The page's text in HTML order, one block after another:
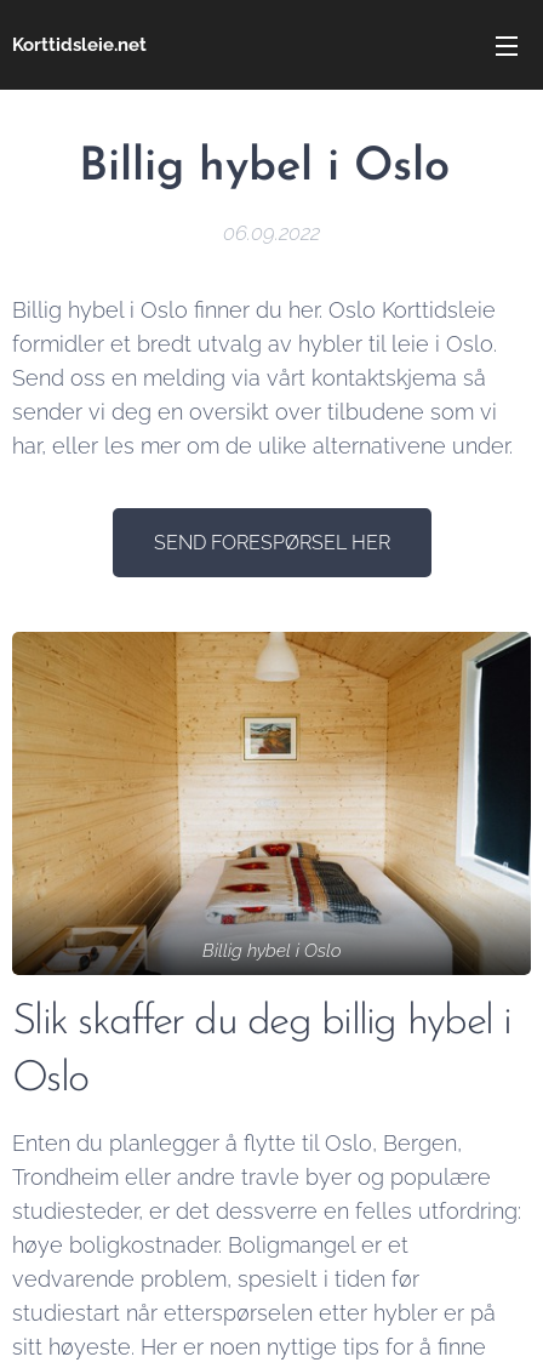
Korttidsleie.net
Billig hybel i Oslo
06.09.2022
Billig hybel i Oslo finner du her. Oslo Korttidsleie
formidler et bredt utvalg av hybler til leie i Oslo.
Send oss en melding via vårt kontaktskjema så
sender vi deg en oversikt over tilbudene som vi
har, eller les mer om de ulike alternativene under.
SEND FORESPØRSEL HER
Billig hybel i Oslo
Slik skaffer du deg billig hybel i
Oslo
Enten du planlegger å flytte til Oslo, Bergen,
Trondheim eller andre travle byer og populære
studiesteder, er det dessverre en felles utfordring:
høye boligkostnader. Boligmangel er et
vedvarende problem, spesielt i tiden før
studiestart når etterspørselen etter hybler er på
sitt høyeste. Her er noen nyttige tips for å finne